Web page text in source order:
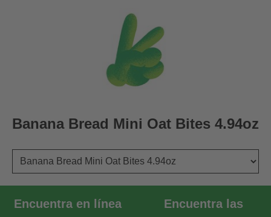
Banana Bread Mini Oat Bites 4.94oz
Option 1
Encuentra en línea Encuentra las